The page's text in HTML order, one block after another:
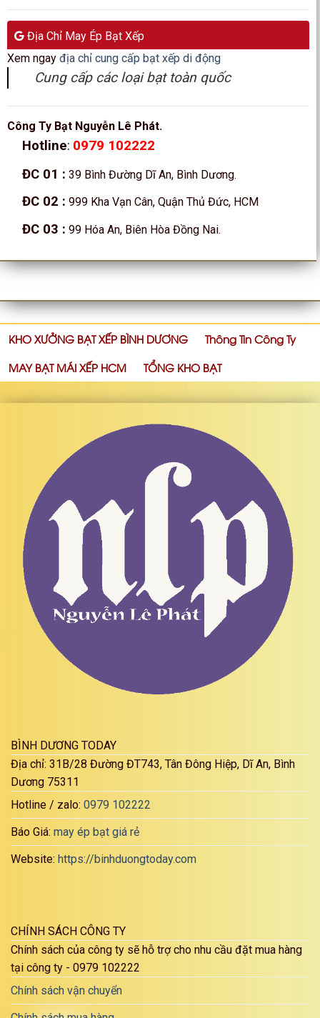
Địa Chỉ May Ép Bạt Xếp
Xem ngay địa chỉ cung cấp bạt xếp di động
Cung cấp các loại bạt toàn quốc
Công Ty Bạt Nguyễn Lê Phát.
Hotline: 0979 102222
ĐC 01 : 39 Bình Đường Dĩ An, Bình Dương.
ĐC 02 : 999 Kha Vạn Cân, Quận Thủ Đức, HCM
ĐC 03 : 99 Hóa An, Biên Hòa Đồng Nai.
KHO XƯỞNG BẠT XẾP BÌNH DƯƠNG
Thông Tin Công Ty
MAY BẠT MÁI XẾP HCM
TỔNG KHO BẠT
BÌNH DƯƠNG TODAY
Địa chỉ: 31B/28 Đường ĐT743, Tân Đông Hiệp, Dĩ An, Bình
Dương 75311
Hotline / zalo: 0979 102222
Báo Giá: may ép bạt giá rẻ
Website: https://binhduongtoday.com
CHÍNH SÁCH CÔNG TY
Chính sách của công ty sẽ hỗ trợ cho nhu cầu đặt mua hàng
tại công ty - 0979 102222
Chính sách vận chuyển